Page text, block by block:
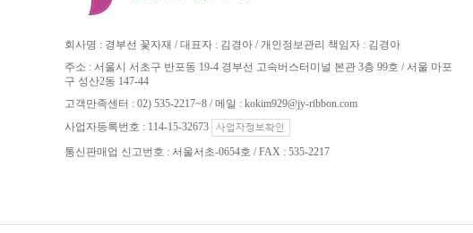
회사명 : 경부선 꽃자재 / 대표자 : 김경아 / 개인정보관리 책임자 : 김경아
주소 : 서울시 서초구 반포동 19-4 경부선 고속버스터미널 본관 3층 99호 / 서울 마포
구 성산2동 147-44
고객만족센터 : 02) 535-2217~8 / 메일 : kokim929@jy-ribbon.com
사업자등록번호 : 114-15-32673
통신판매업 신고번호 : 서울서초-0654호 / FAX : 535-2217